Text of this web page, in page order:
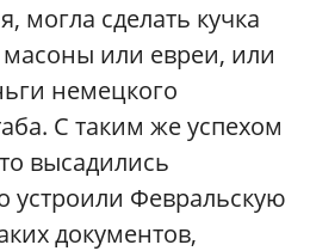
могла сделать кучка
или евреи, или
немецкого
С таким же успехом
высадились
устроили Февральскую
документов,